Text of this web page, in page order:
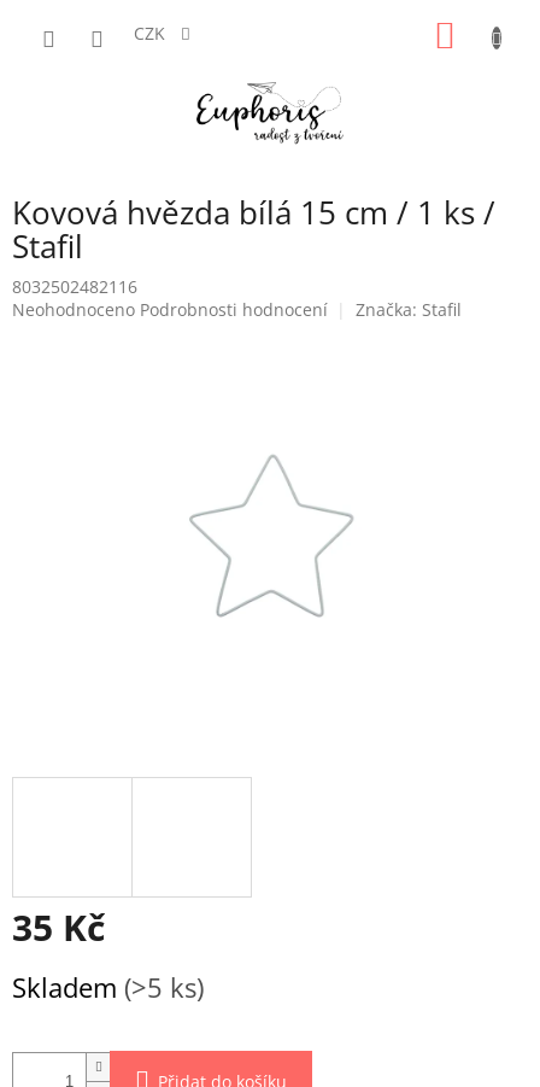
CZK
Kovová hvězda bílá 15 cm / 1 ks /
Stafil
8032502482116
Průměrné
Neohodnoceno Podrobnosti hodnocení Značka: Stafil
35 Kč
cena:
Skladem (>5 ks)
Přidat do košíku